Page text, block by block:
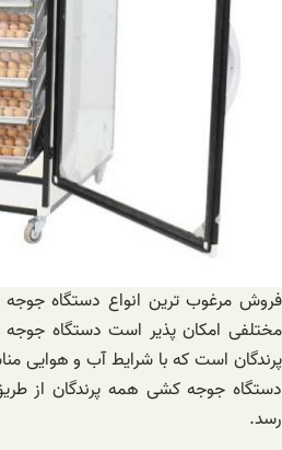
مختلفی امکان پذیر است دستگاه
پرندگان است که با شرایط آب و هوایی
دستگاه جوجه کشی همه پرندگان از
رسد.